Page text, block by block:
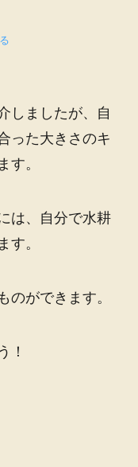
しましたが、自
った大きさのキ
す。
は、自分で水耕
す。
のができます。
！